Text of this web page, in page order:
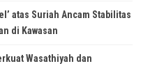
atas Suriah Ancam Stabilitas
di Kawasan
Wasathiyah dan